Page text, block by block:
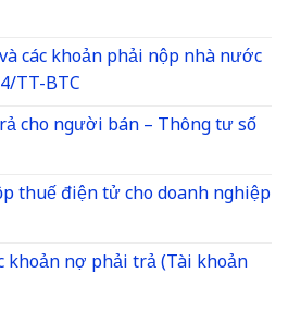
các khoản phải nộp nhà nước
TT-BTC
cho người bán – Thông tư số
thuế điện tử cho doanh nghiệp
khoản nợ phải trả (Tài khoản